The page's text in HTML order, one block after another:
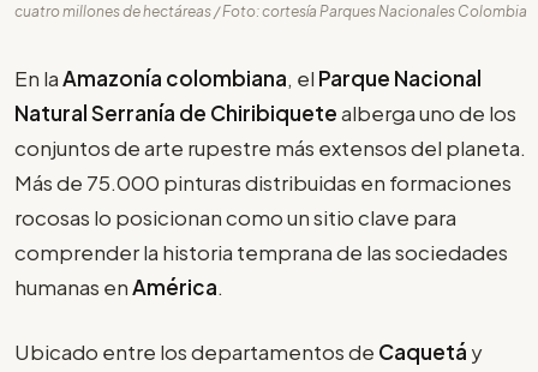
cuatro millones de hectáreas / Foto: cortesía Parques Nacionales Colombia
En laAmazonía colombiana, el Parque Nacional
Natural Serranía de Chiribiquetealberga uno de los
conjuntos de arte rupestre más extensos del planeta.
Más de 75.000 pinturas distribuidas en formaciones
rocosas lo posicionan como un sitio clave para
comprender la historia temprana de las sociedades
humanas enAmérica.
Ubicado entre los departamentos de Caquetá y